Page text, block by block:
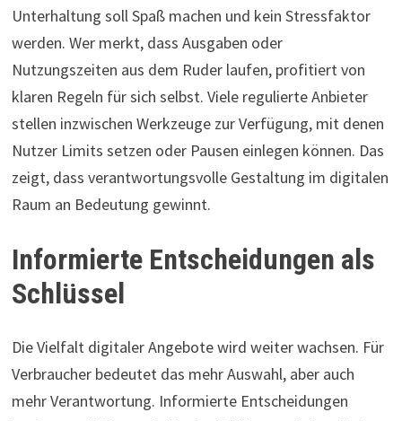
Unterhaltung soll Spaß machen und kein Stressfaktor
werden. Wer merkt, dass Ausgaben oder
Nutzungszeiten aus dem Ruder laufen, profitiert von
klaren Regeln für sich selbst. Viele regulierte Anbieter
stellen inzwischen Werkzeuge zur Verfügung, mit denen
Nutzer Limits setzen oder Pausen einlegen können. Das
zeigt, dass verantwortungsvolle Gestaltung im digitalen
Raum an Bedeutung gewinnt.
Informierte Entscheidungen als
Schlüssel
Die Vielfalt digitaler Angebote wird weiter wachsen. Für
Verbraucher bedeutet das mehr Auswahl, aber auch
mehr Verantwortung. Informierte Entscheidungen